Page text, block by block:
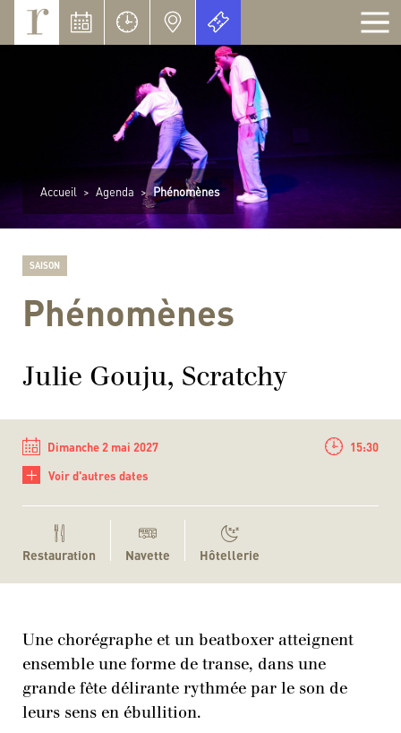
Accueil > Agenda > Phénomènes
SAISON
Phénomènes
Julie Gouju, Scratchy
Dimanche 2 mai 2027 15:30
+ Voir d'autres dates
Restauration Navette Hôtellerie
Une chorégraphe et un beatboxer atteignent
ensemble une forme de transe, dans une
grande fête délirante rythmée par le son de
leurs sens en ébullition.
Panneau de gestion des cookies